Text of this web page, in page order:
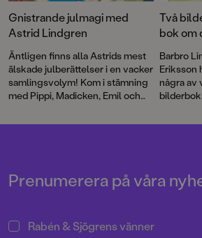
Gnistrande julmagi med
Astrid Lindgren
Äntligen finns alla Astrids mest
älskade julberättelser i en vacker
samlingsvolym! Kom i stämning
med Pippi, Madicken, Emil och
Boken är lite av en smällkaramell
och Eva Eriksson.
Två
bok om
Barbro
Eriksson
några av
den
på många
Prenumerera på våra
Rabén & Sjögrens vänner